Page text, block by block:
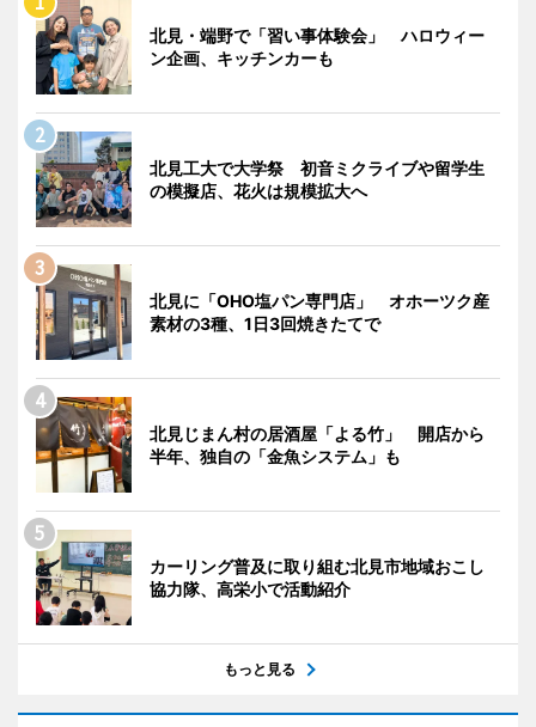
北見・端野で「習い事体験会」 ハロウィー
ン企画、キッチンカーも
北見工大で大学祭 初音ミクライブや留学生
の模擬店、花火は規模拡大へ
北見に「OHO塩パン専門店」 オホーツク産
素材の3種、1日3回焼きたてで
北見じまん村の居酒屋「よる竹」 開店から
半年、独自の「金魚システム」も
カーリング普及に取り組む北見市地域おこし
協力隊、高栄小で活動紹介
もっと見る